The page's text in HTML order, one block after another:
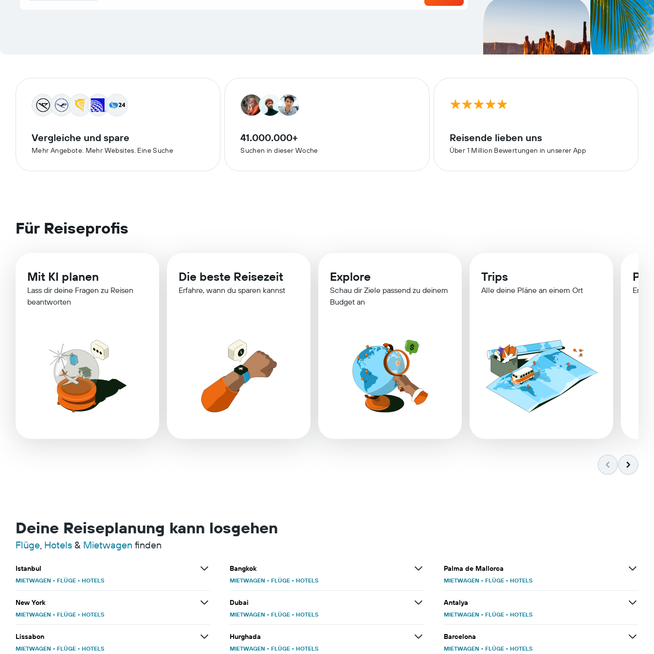
Vergleiche und spare
Mehr Angebote. Mehr Websites. Eine Suche
41.000.000+
Suchen in dieser Woche
Reisende lieben uns
Über 1 Million Bewertungen in unserer App
Für Reiseprofis
Mit KI planen
Lass dir deine Fragen zu Reisen
beantworten
Die beste Reisezeit
Erfahre, wann du sparen kannst
Explore
Schau dir Ziele passend zu deinem
Budget an
Trips
Alle deine Pläne an einem Ort
Deine Reiseplanung kann losgehen
Flüge, Hotels & Mietwagen finden
Istanbul
MIETWAGEN • FLÜGE • HOTELS
New York
MIETWAGEN • FLÜGE • HOTELS
Lissabon
MIETWAGEN • FLÜGE • HOTELS
Bangkok
MIETWAGEN • FLÜGE • HOTELS
Dubai
MIETWAGEN • FLÜGE • HOTELS
Hurghada
MIETWAGEN • FLÜGE • HOTELS
Palma de Mallorca
MIETWAGEN • FLÜGE • HOTELS
Antalya
MIETWAGEN • FLÜGE • HOTELS
Barcelona
MIETWAGEN • FLÜGE • HOTELS